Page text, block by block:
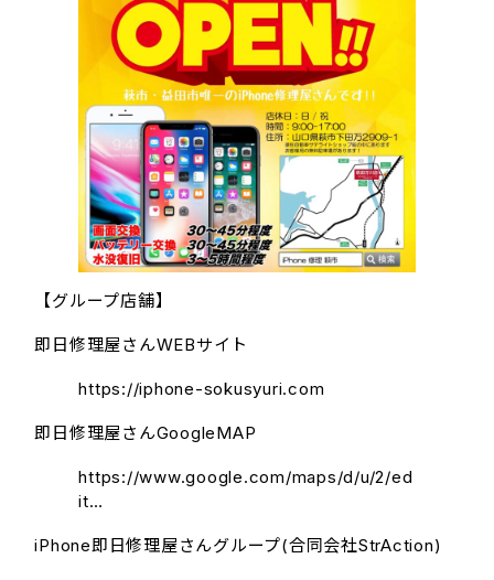
【グループ店舗】
即日修理屋さんWEBサイト
https://iphone-sokusyuri.com
即日修理屋さんGoogleMAP
https://www.google.com/maps/d/u/2/ed
it…
iPhone即日修理屋さんグループ(合同会社StrAction)